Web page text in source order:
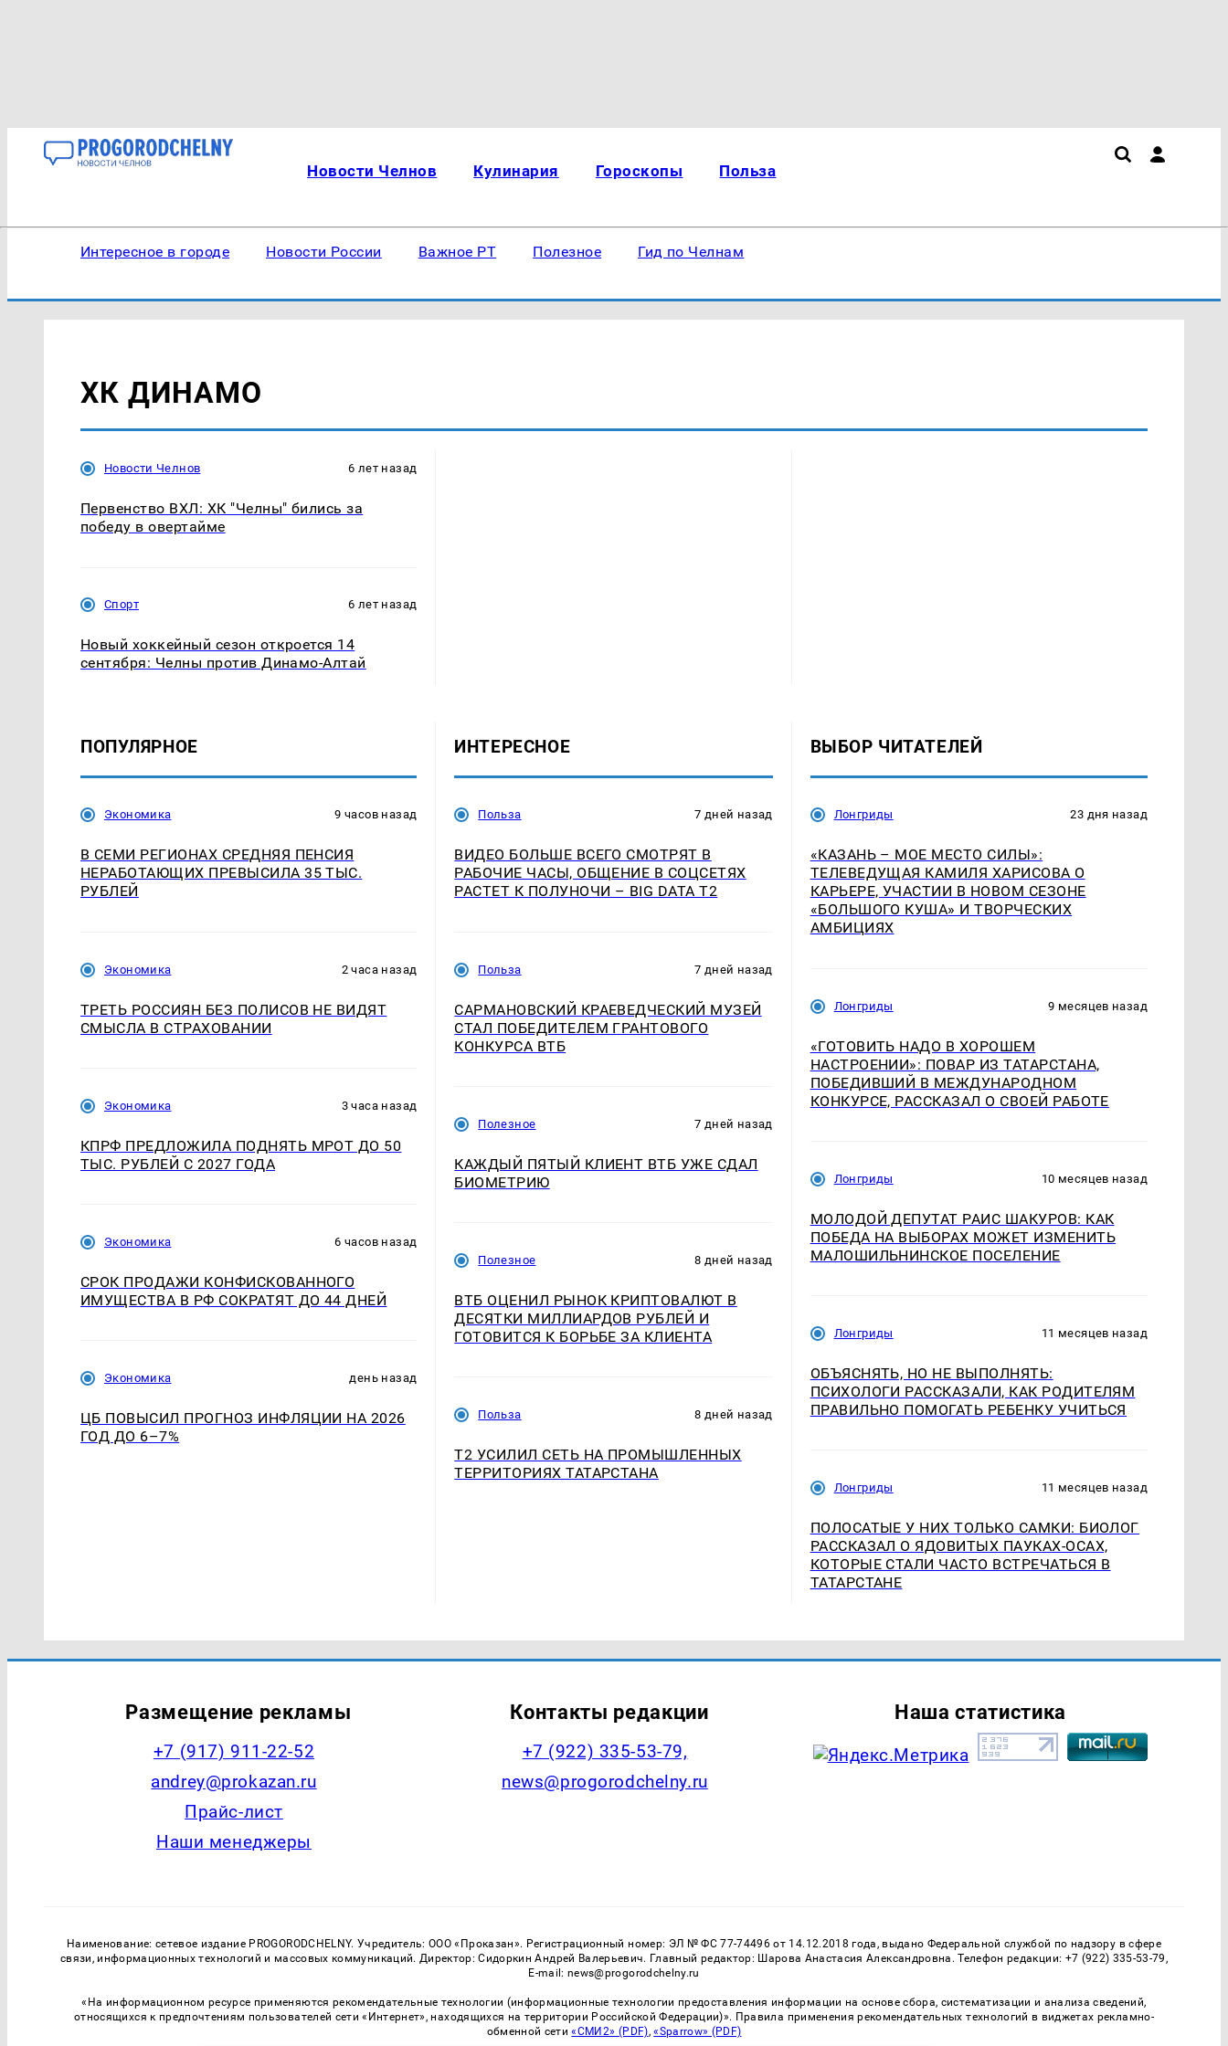
Новости Челнов Кулинария Гороскопы Польза
Интересное в городе Новости России Важное РТ Полезное Гид по Челнам
ХК ДИНАМО
Новости Челнов 6 лет назад
Первенство ВХЛ: ХК "Челны" бились за
победу в овертайме
Спорт 6 лет назад
Новый хоккейный сезон откроется 14
сентября: Челны против Динамо-Алтай
ПОПУЛЯРНОЕ
Экономика 9 часов назад
В СЕМИ РЕГИОНАХ СРЕДНЯЯ ПЕНСИЯ
НЕРАБОТАЮЩИХ ПРЕВЫСИЛА 35 ТЫС.
РУБЛЕЙ
Экономика 2 часа назад
ТРЕТЬ РОССИЯН БЕЗ ПОЛИСОВ НЕ ВИДЯТ
СМЫСЛА В СТРАХОВАНИИ
Экономика 3 часа назад
КПРФ ПРЕДЛОЖИЛА ПОДНЯТЬ МРОТ ДО 50
ТЫС. РУБЛЕЙ С 2027 ГОДА
Экономика 6 часов назад
СРОК ПРОДАЖИ КОНФИСКОВАННОГО
ИМУЩЕСТВА В РФ СОКРАТЯТ ДО 44 ДНЕЙ
Экономика день назад
ЦБ ПОВЫСИЛ ПРОГНОЗ ИНФЛЯЦИИ НА 2026
ГОД ДО 6–7%
ИНТЕРЕСНОЕ
Польза 7 дней назад
ВИДЕО БОЛЬШЕ ВСЕГО СМОТРЯТ В
РАБОЧИЕ ЧАСЫ, ОБЩЕНИЕ В СОЦСЕТЯХ
РАСТЕТ К ПОЛУНОЧИ – BIG DATA T2
Польза 7 дней назад
САРМАНОВСКИЙ КРАЕВЕДЧЕСКИЙ МУЗЕЙ
СТАЛ ПОБЕДИТЕЛЕМ ГРАНТОВОГО
КОНКУРСА ВТБ
Полезное 7 дней назад
КАЖДЫЙ ПЯТЫЙ КЛИЕНТ ВТБ УЖЕ СДАЛ
БИОМЕТРИЮ
Полезное 8 дней назад
ВТБ ОЦЕНИЛ РЫНОК КРИПТОВАЛЮТ В
ДЕСЯТКИ МИЛЛИАРДОВ РУБЛЕЙ И
ГОТОВИТСЯ К БОРЬБЕ ЗА КЛИЕНТА
Польза 8 дней назад
Т2 УСИЛИЛ СЕТЬ НА ПРОМЫШЛЕННЫХ
ТЕРРИТОРИЯХ ТАТАРСТАНА
ВЫБОР ЧИТАТЕЛЕЙ
Лонгриды 23 дня назад
«КАЗАНЬ – МОЕ МЕСТО СИЛЫ»:
ТЕЛЕВЕДУЩАЯ КАМИЛЯ ХАРИСОВА О
КАРЬЕРЕ, УЧАСТИИ В НОВОМ СЕЗОНЕ
«БОЛЬШОГО КУША» И ТВОРЧЕСКИХ
АМБИЦИЯХ
Лонгриды 9 месяцев назад
«ГОТОВИТЬ НАДО В ХОРОШЕМ
НАСТРОЕНИИ»: ПОВАР ИЗ ТАТАРСТАНА,
ПОБЕДИВШИЙ В МЕЖДУНАРОДНОМ
КОНКУРСЕ, РАССКАЗАЛ О СВОЕЙ РАБОТЕ
Лонгриды 10 месяцев назад
МОЛОДОЙ ДЕПУТАТ РАИС ШАКУРОВ: КАК
ПОБЕДА НА ВЫБОРАХ МОЖЕТ ИЗМЕНИТЬ
МАЛОШИЛЬНИНСКОЕ ПОСЕЛЕНИЕ
Лонгриды 11 месяцев назад
ОБЪЯСНЯТЬ, НО НЕ ВЫПОЛНЯТЬ:
ПСИХОЛОГИ РАССКАЗАЛИ, КАК РОДИТЕЛЯМ
ПРАВИЛЬНО ПОМОГАТЬ РЕБЕНКУ УЧИТЬСЯ
Лонгриды 11 месяцев назад
ПОЛОСАТЫЕ У НИХ ТОЛЬКО САМКИ: БИОЛОГ
РАССКАЗАЛ О ЯДОВИТЫХ ПАУКАХ-ОСАХ,
КОТОРЫЕ СТАЛИ ЧАСТО ВСТРЕЧАТЬСЯ В
ТАТАРСТАНЕ
Размещение рекламы
+7 (917) 911-22-52
andrey@prokazan.ru
Прайс-лист
Наши менеджеры
Контакты редакции
+7 (922) 335-53-79,
news@progorodchelny.ru
Наша статистика
Наименование: сетевое издание PROGORODCHELNY. Учредитель: ООО «Проказан». Регистрационный номер: ЭЛ № ФС 77-74496 от 14.12.2018 года, выдано Федеральной службой по надзору в сфере
связи, информационных технологий и массовых коммуникаций. Директор: Сидоркин Андрей Валерьевич. Главный редактор: Шарова Анастасия Александровна. Телефон редакции: +7 (922) 335-53-79,
E-mail: news@progorodchelny.ru
«На информационном ресурсе применяются рекомендательные технологии (информационные технологии предоставления информации на основе сбора, систематизации и анализа сведений,
относящихся к предпочтениям пользователей сети «Интернет», находящихся на территории Российской Федерации)». Правила применения рекомендательных технологий в виджетах рекламно-
обменной сети«СМИ2» (PDF),«Sparrow» (PDF)